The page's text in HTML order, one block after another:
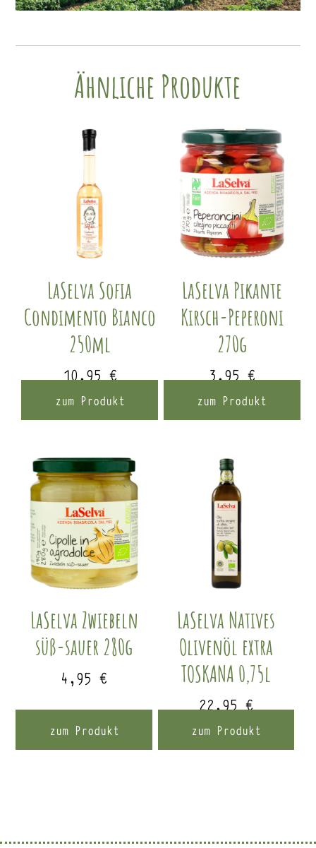
Ähnliche Produkte
LaSelva Sofia
Condimento Bianco
250ml
10,95€
zum Produkt
LaSelva Pikante
Kirsch-Peperoni
270g
3,95€
zum Produkt
LaSelva Zwiebeln
süß-sauer 280g
4,95€
zum Produkt
LaSelva Natives
Olivenöl extra
TOSKANA 0,75l
22,95€
zum Produkt